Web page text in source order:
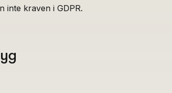
inte kraven i GDPR.